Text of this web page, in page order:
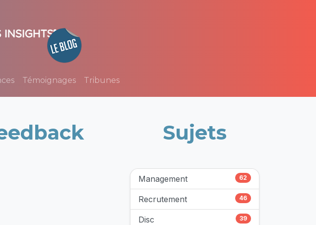
Témoignages Tribunes
Sujets
Management 62
Recrutement 46
Disc 39